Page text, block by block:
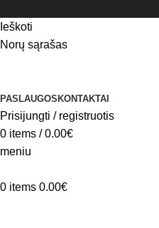
Ieškoti
Norų sąrašas
PASLAUGOS KONTAKTAI
Prisijungti / registruotis
0 items / 0.00€
meniu
0 items 0.00€